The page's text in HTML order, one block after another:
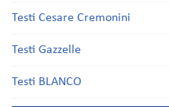
Testi Cesare Cremonini
Testi Gazzelle
Testi BLANCO